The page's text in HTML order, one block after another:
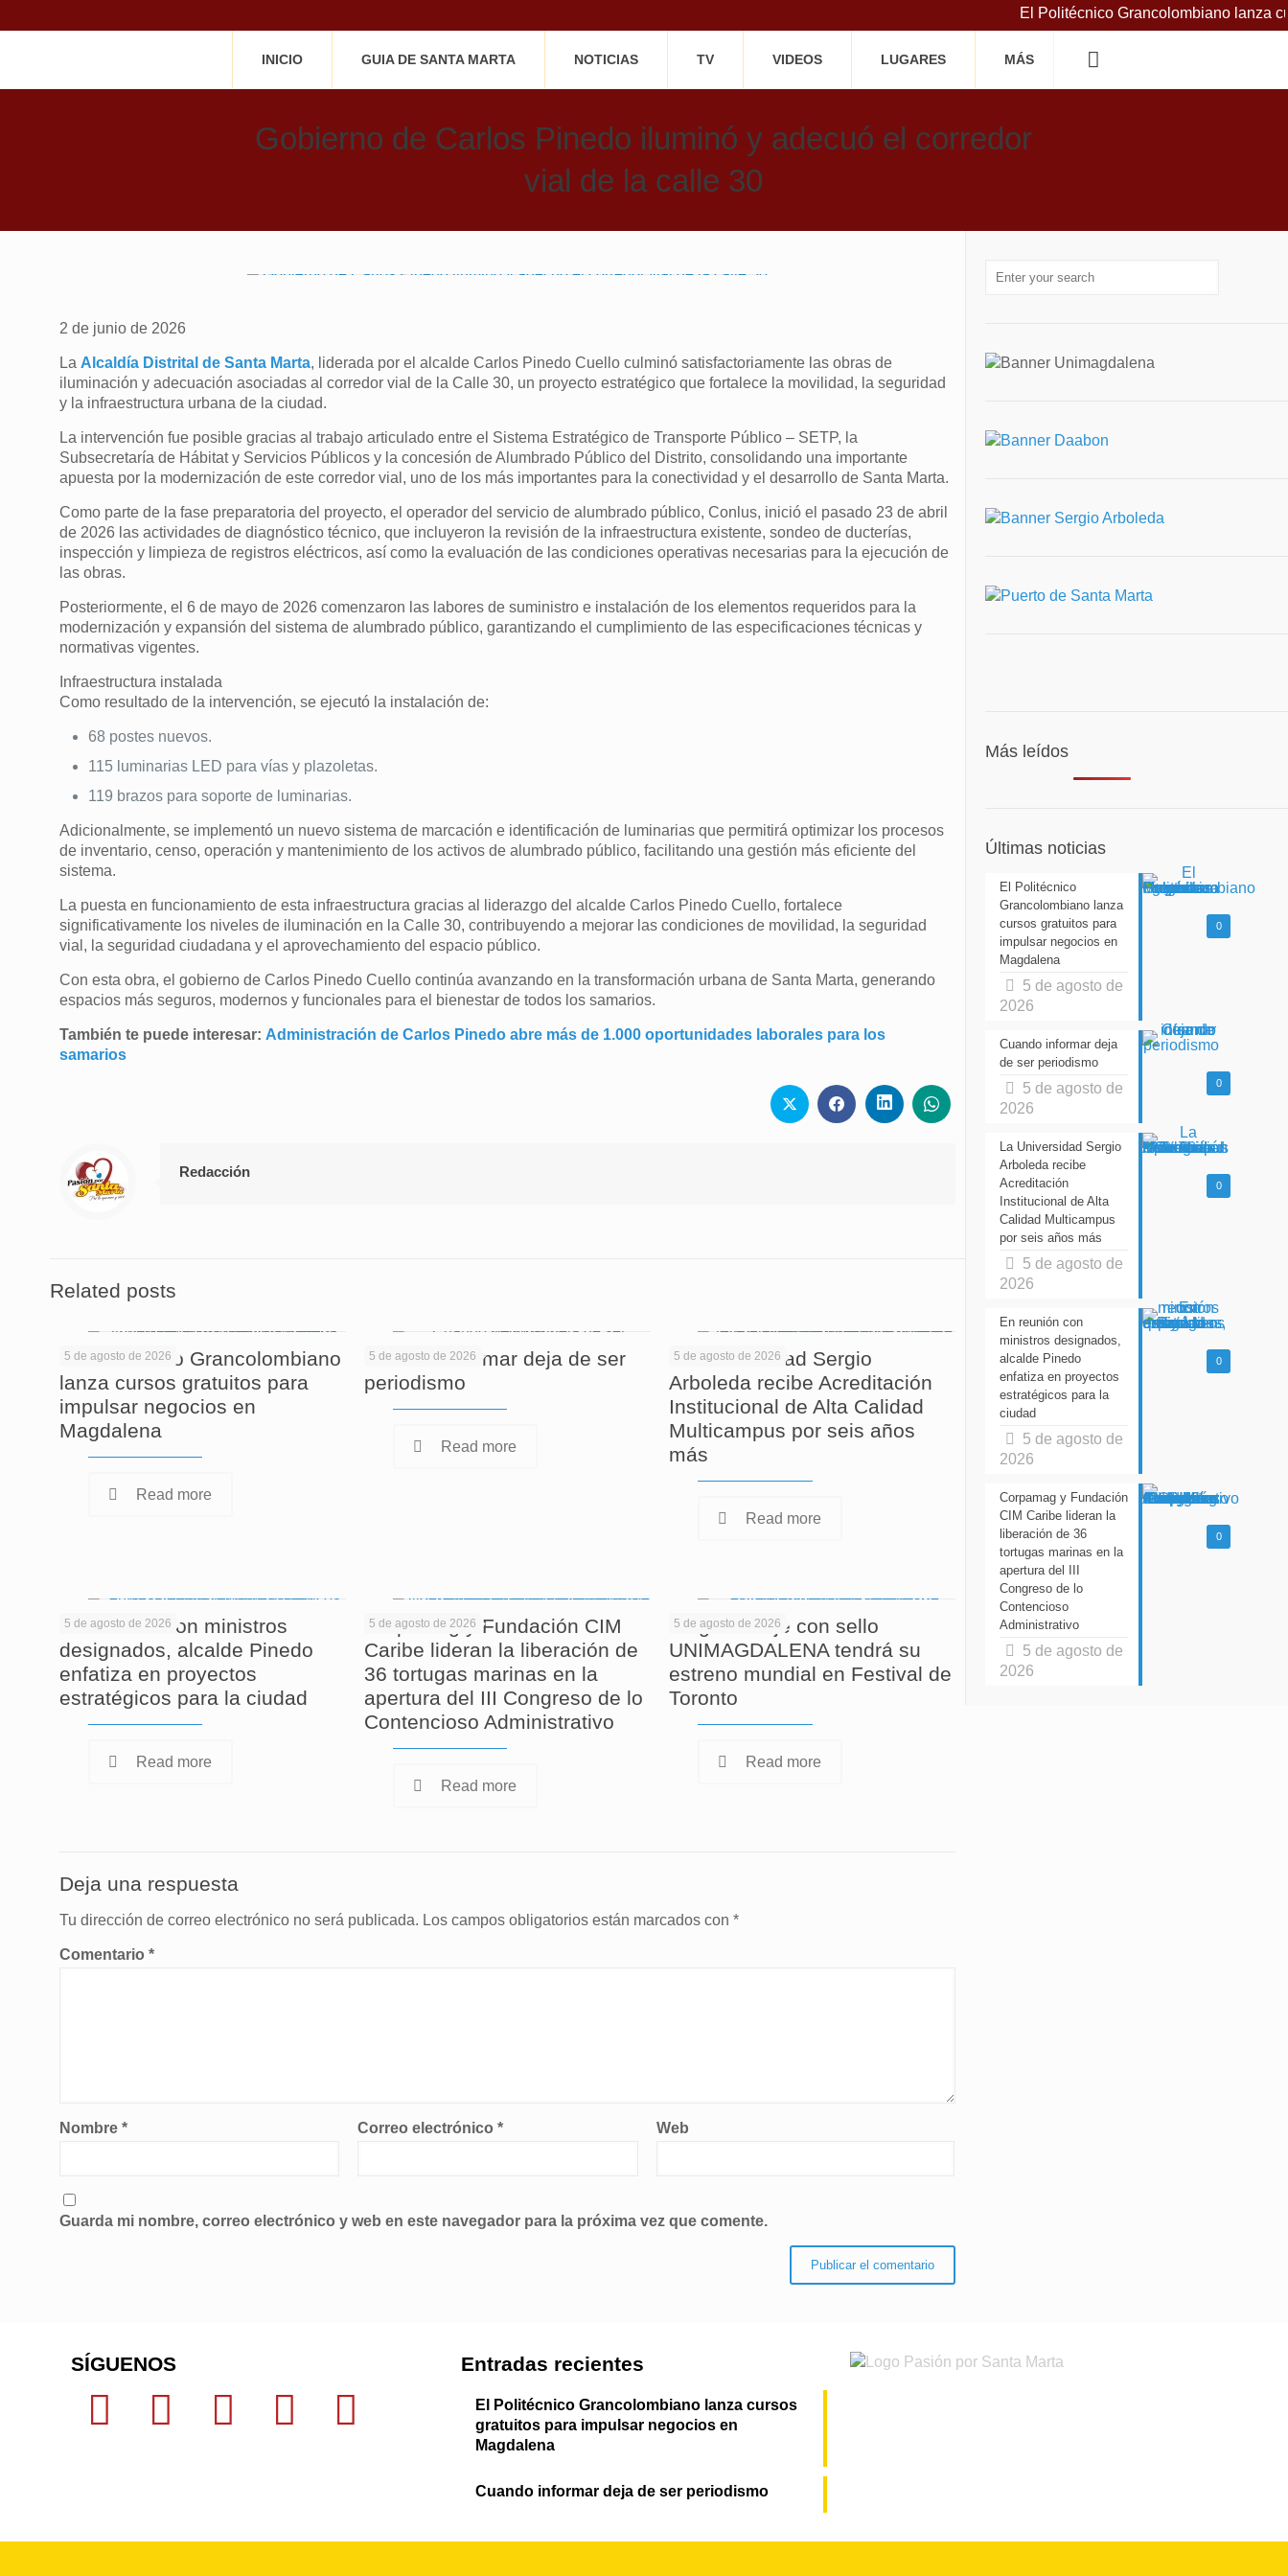
El Politécnico Grancolombiano lanza
INICIO GUIA DE SANTA MARTA NOTICIAS TV VIDEOS LUGARES MÁS
Gobierno de Carlos Pinedo iluminó y adecuó el corredor
vial de la calle 30
2 de junio de 2026
La Alcaldía Distrital de Santa Marta, liderada por el alcalde Carlos Pinedo Cuello culminó satisfactoriamente las obras de
iluminación y adecuación asociadas al corredor vial de la Calle 30, un proyecto estratégico que fortalece la movilidad, la seguridad
y la infraestructura urbana de la ciudad.
La intervención fue posible gracias al trabajo articulado entre el Sistema Estratégico de Transporte Público – SETP, la
Subsecretaría de Hábitat y Servicios Públicos y la concesión de Alumbrado Público del Distrito, consolidando una importante
apuesta por la modernización de este corredor vial, uno de los más importantes para la conectividad y el desarrollo de Santa Marta.
Como parte de la fase preparatoria del proyecto, el operador del servicio de alumbrado público, Conlus, inició el pasado 23 de abril
de 2026 las actividades de diagnóstico técnico, que incluyeron la revisión de la infraestructura existente, sondeo de ducterías,
inspección y limpieza de registros eléctricos, así como la evaluación de las condiciones operativas necesarias para la ejecución de
las obras.
Posteriormente, el 6 de mayo de 2026 comenzaron las labores de suministro e instalación de los elementos requeridos para la
modernización y expansión del sistema de alumbrado público, garantizando el cumplimiento de las especificaciones técnicas y
normativas vigentes.
Infraestructura instalada
Como resultado de la intervención, se ejecutó la instalación de:
68 postes nuevos.
115 luminarias LED para vías y plazoletas.
119 brazos para soporte de luminarias.
Adicionalmente, se implementó un nuevo sistema de marcación e identificación de luminarias que permitirá optimizar los procesos
de inventario, censo, operación y mantenimiento de los activos de alumbrado público, facilitando una gestión más eficiente del
sistema.
La puesta en funcionamiento de esta infraestructura gracias al liderazgo del alcalde Carlos Pinedo Cuello, fortalece
significativamente los niveles de iluminación en la Calle 30, contribuyendo a mejorar las condiciones de movilidad, la seguridad
vial, la seguridad ciudadana y el aprovechamiento del espacio público.
Con esta obra, el gobierno de Carlos Pinedo Cuello continúa avanzando en la transformación urbana de Santa Marta, generando
espacios más seguros, modernos y funcionales para el bienestar de todos los samarios.
También te puede interesar: Administración de Carlos Pinedo abre más de 1.000 oportunidades laborales para los
samarios
Redacción
Related posts
5 de agosto de 2026
El Politécnico Grancolombiano
lanza cursos gratuitos para
impulsar negocios en
Magdalena
Read more
5 de agosto de 2026
Cuando informar deja de ser
periodismo
Read more
5 de agosto de 2026
La Universidad Sergio
Arboleda recibe Acreditación
Institucional de Alta Calidad
Multicampus por seis años
más
Read more
5 de agosto de 2026
En reunión con ministros
designados, alcalde Pinedo
enfatiza en proyectos
estratégicos para la ciudad
Read more
5 de agosto de 2026
Corpamag y Fundación CIM
Caribe lideran la liberación de
36 tortugas marinas en la
apertura del III Congreso de lo
Contencioso Administrativo
Read more
5 de agosto de 2026
Largometraje con sello
UNIMAGDALENA tendrá su
estreno mundial en Festival de
Toronto
Read more
Deja una respuesta
Tu dirección de correo electrónico no será publicada. Los campos obligatorios están marcados con *
Comentario *
Nombre * Correo electrónico* Web
Guarda mi nombre, correo electrónico y web en este navegador para la próxima vez que comente.
Más leídos
Últimas noticias
0
El Politécnico
Grancolombiano lanza
cursos gratuitos para
impulsar negocios en
Magdalena
5 de agosto de
2026
0
Cuando informar deja
de ser periodismo
5 de agosto de
2026
0
La Universidad Sergio
Arboleda recibe
Acreditación
Institucional de Alta
Calidad Multicampus
por seis años más
5 de agosto de
2026
0
En reunión con
ministros designados,
alcalde Pinedo
enfatiza en proyectos
estratégicos para la
ciudad
5 de agosto de
2026
0
Corpamag y Fundación
CIM Caribe lideran la
liberación de 36
tortugas marinas en la
apertura del III
Congreso de lo
Contencioso
Administrativo
5 de agosto de
2026
SÍGUENOS Entradas recientes
El Politécnico Grancolombiano lanza cursos
gratuitos para impulsar negocios en
Magdalena
Cuando informar deja de ser periodismo